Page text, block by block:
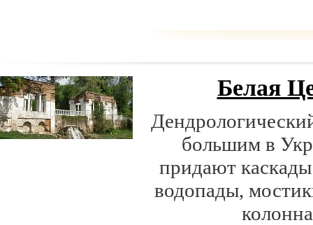
Белая
большим в
придают
водопады,